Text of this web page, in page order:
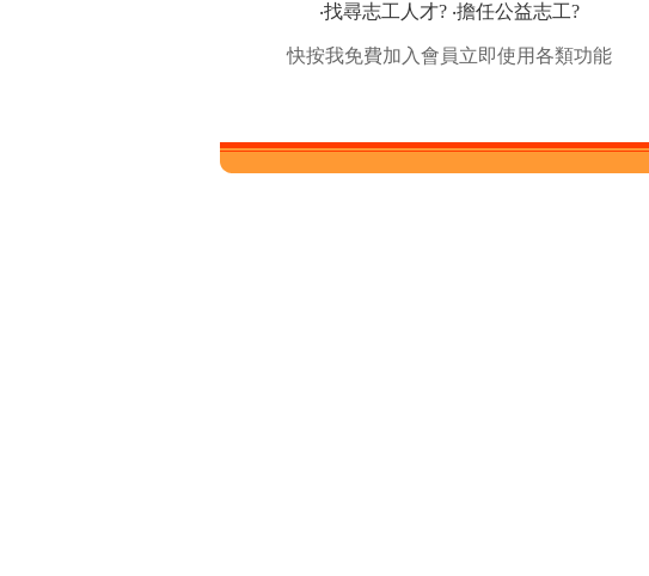
‧找尋志工人才? ‧擔任公益志工?
快按我免費加入會員立即使用各類功能